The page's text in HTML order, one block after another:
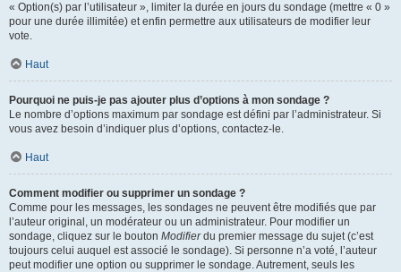
« Option(s) par l’utilisateur », limiter la durée en jours du sondage (mettre « 0 »
pour une durée illimitée) et enfin permettre aux utilisateurs de modifier leur
vote.
Haut
Pourquoi ne puis-je pas ajouter plus d’options à mon sondage ?
Le nombre d’options maximum par sondage est défini par l’administrateur. Si
vous avez besoin d’indiquer plus d’options, contactez-le.
Haut
Comment modifier ou supprimer un sondage ?
Comme pour les messages, les sondages ne peuvent être modifiés que par
l’auteur original, un modérateur ou un administrateur. Pour modifier un
sondage, cliquez sur le bouton Modifierdu premier message du sujet (c’est
toujours celui auquel est associé le sondage). Si personne n’a voté, l’auteur
peut modifier une option ou supprimer le sondage. Autrement, seuls les